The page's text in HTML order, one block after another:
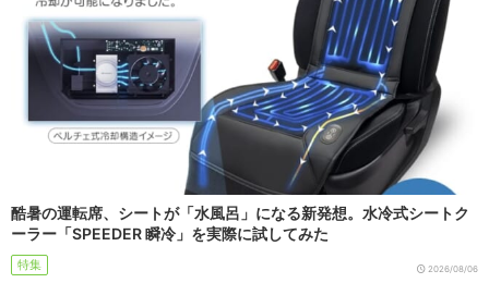
酷暑の運転席、シートが「水風呂」になる新発想。水冷式シートク
ーラー「SPEEDER 瞬冷」を実際に試してみた
特集 2026/08/06